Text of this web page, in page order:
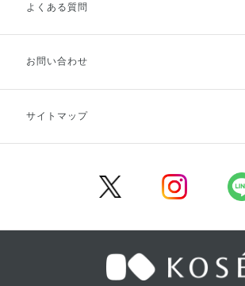
ご利用ガイドトップ
お支払方法
キャンセル・返品・交換
よくある質問
お問い合わせ
サイトマップ